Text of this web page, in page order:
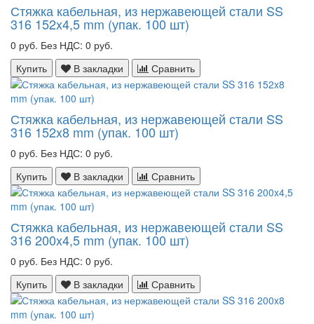
Стяжка кабельная, из нержавеющей стали SS
316 152x4,5 mm (упак. 100 шт)
0 руб. Без НДС: 0 руб.
Купить
В закладки Сравнить
Стяжка кабельная, из нержавеющей стали SS
316 152x8 mm (упак. 100 шт)
0 руб. Без НДС: 0 руб.
Купить
В закладки Сравнить
Стяжка кабельная, из нержавеющей стали SS
316 200x4,5 mm (упак. 100 шт)
0 руб. Без НДС: 0 руб.
Купить
В закладки Сравнить